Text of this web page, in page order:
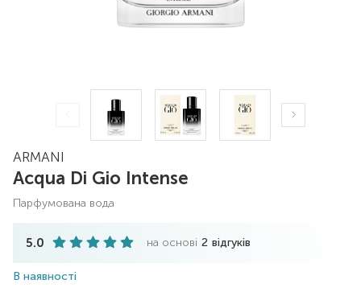
ARMANI
Acqua Di Gio Intense
парфумована вода
5.0 на основі 2 відгуків
В наявності